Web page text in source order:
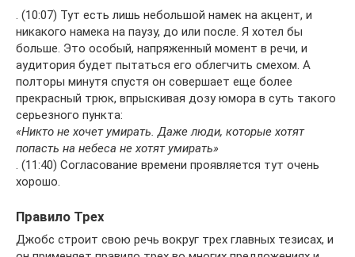
. (10:07) Тут есть лишь небольшой намек на акцент, и
никакого намека на паузу, до или после. Я хотел бы
больше. Это особый, напряженный момент в речи, и
аудитория будет пытаться его облегчить смехом. А
полторы минутя спустя он совершает еще более
прекрасный трюк, впрыскивая дозу юмора в суть такого
серьезного пункта:
«Никто не хочет умирать. Даже люди, которые хотят
попасть на небеса не хотят умирать»
. (11:40) Согласование времени проявляется тут очень
хорошо.
Правило Трех
Джобс строит свою речь вокруг трех главных тезисах, и